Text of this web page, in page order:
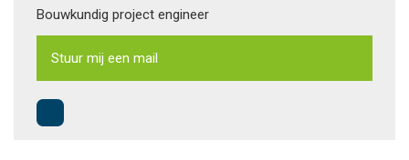
Bouwkundig project engineer
Stuur mij een mail